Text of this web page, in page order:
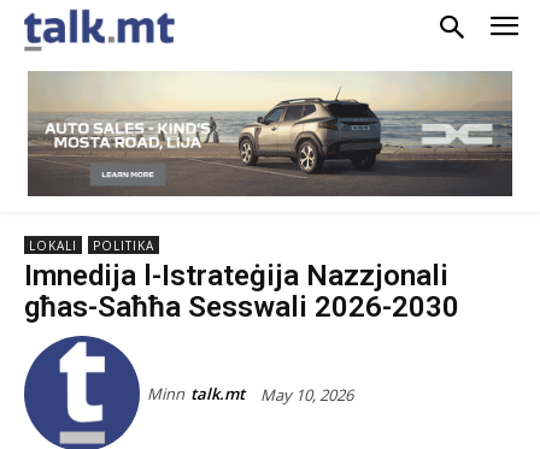
LOKALI POLITIKA
Imnedija l-Istrateġija Nazzjonali
għas-Saħħa Sesswali 2026-2030
Minn talk.mt May 10, 2026